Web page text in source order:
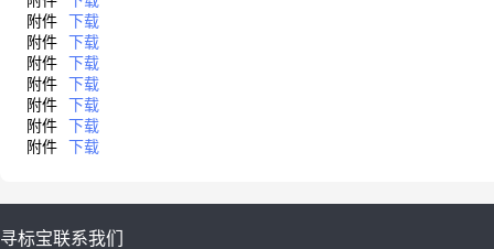
附件
下载
附件
下载
附件
下载
附件
下载
附件
下载
附件
下载
附件
下载
寻标宝联系我们